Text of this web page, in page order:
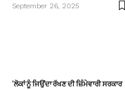
September 26, 2025
‘ਲੋਕਾਂ ਨੂੰ ਜਿਉਂਦਾ ਰੱਖਣ ਦੀ ਜ਼ਿੰਮੇਵਾਰੀ ਸਰਕਾਰ